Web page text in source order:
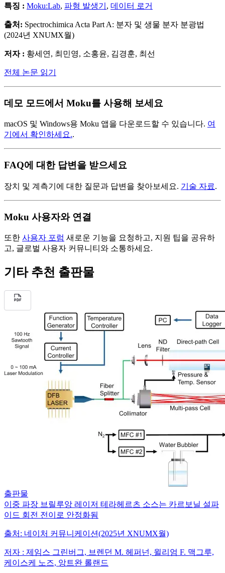
특징 : Moku:Lab, 파형 발생기 , 데이터 로거
출처: Spectrochimica Acta Part A: 분자 및 생물 분자 분광법
(2024년 XNUMX월)
저자 : 황세연, 최민영, 소홍윤, 김경훈, 최선
전체 논문 읽기
데모 모드에서 Moku를 사용해 보세요
macOS 및 Windows용 Moku 앱을 다운로드할 수 있습니다. 여
기에서 확인하세요..
FAQ에 대한 답변을 받으세요
장치 및 계측기에 대한 질문과 답변을 찾아보세요. 기술 자료.
Moku 사용자와 연결
또한 사용자 포럼 새로운 기능을 요청하고, 지원 팁을 공유하
고, 글로벌 사용자 커뮤니티와 소통하세요.
기타 추천 출판물
출판물
이중 파장 브릴루앙 레이저 테라헤르츠 소스는 카르보닐 설파
이드 회전 전이로 안정화됨
출처: 네이처 커뮤니케이션(2025년 XNUMX월)
저자 : 제임스 그린버그, 브렌던 M. 헤퍼넌, 윌리엄 F. 맥그루,
케이스케 노즈, 앙트완 롤랜드